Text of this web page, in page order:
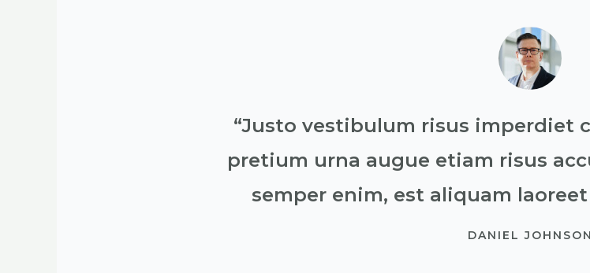
“Justo vestibulum risus imperdiet
pretium urna augue etiam risus
semper enim, est aliquam
DANIEL JOHNSON